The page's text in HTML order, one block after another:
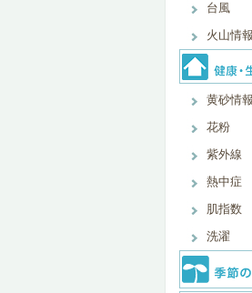
台風
火山情報
黄砂情報
花粉
紫外線
熱中症
肌指数
洗濯